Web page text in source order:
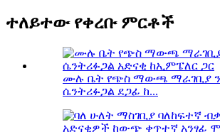
ተለይተው የቀረቡ ምርቶች
ሙሉ ቤት የጭስ ማውጫ ማራገቢያ
ሴንትሪፉጋል ደጋፊ ከ...